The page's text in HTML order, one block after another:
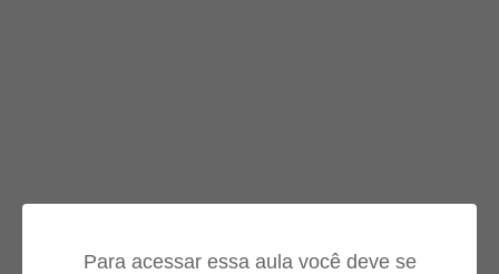
Para acessar essa aula você deve se